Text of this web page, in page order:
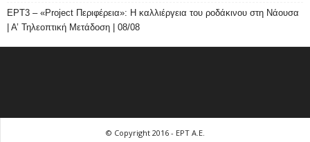
ΕΡΤ3 – «Project Περιφέρεια»: Η καλλιέργεια του ροδάκινου στη Νάουσα
| Α’ Τηλεοπτική Μετάδοση | 08/08
© Copyright 2016 - ΕΡΤ Α.Ε.